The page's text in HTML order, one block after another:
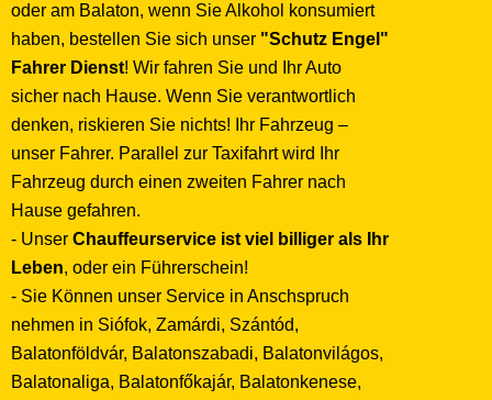
oder am Balaton, wenn Sie Alkohol konsumiert
haben, bestellen Sie sich unser "Schutz Engel"
Fahrer Dienst! Wir fahren Sie und Ihr Auto
sicher nach Hause. Wenn Sie verantwortlich
denken, riskieren Sie nichts! Ihr Fahrzeug –
unser Fahrer. Parallel zur Taxifahrt wird Ihr
Fahrzeug durch einen zweiten Fahrer nach
Hause gefahren.
- Unser Chauffeurservice ist viel billiger als Ihr
Leben, oder ein Führerschein!
- Sie Können unser Service in Anschspruch
nehmen in Siófok, Zamárdi, Szántód,
Balatonföldvár, Balatonszabadi, Balatonvilágos,
Balatonaliga, Balatonfőkajár, Balatonkenese,